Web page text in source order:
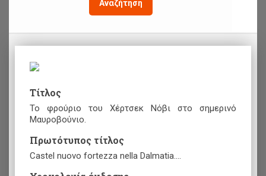
Αναζήτηση
Τίτλος
Το φρούριο του Χέρτσεκ Νόβι στο σημερινό
Μαυροβούνιο.
Πρωτότυπος τίτλος
Castel nuovo fortezza nella Dalmatia....